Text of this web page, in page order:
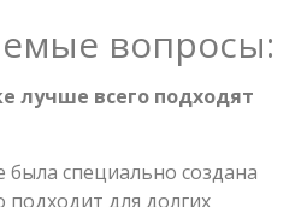
вопросы:
лучше всего подходят
специально создана
подходит для долгих